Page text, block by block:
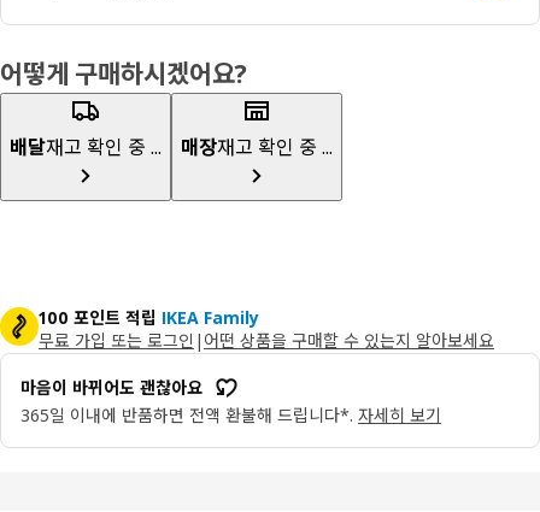
어떻게 구매하시겠어요?
배달재고 확인 중 ... 매장재고 확인 중 ...
100 포인트 적립 IKEA Family
무료 가입 또는 로그인 | 어떤 상품을 구매할 수 있는지 알아보세요
마음이 바뀌어도 괜찮아요
365일 이내에 반품하면 전액 환불해 드립니다*. 자세히 보기